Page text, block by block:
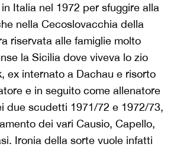
Italia nel 1972 per sfuggire alla
nella Cecoslovacchia della
riservata alle famiglie molto
la Sicilia dove viveva lo zio
ex internato a Dachau e risorto
e in seguito come allenatore
due scudetti 1971/72 e 1972/73,
dei vari Causio, Capello,
Ironia della sorte vuole infatti